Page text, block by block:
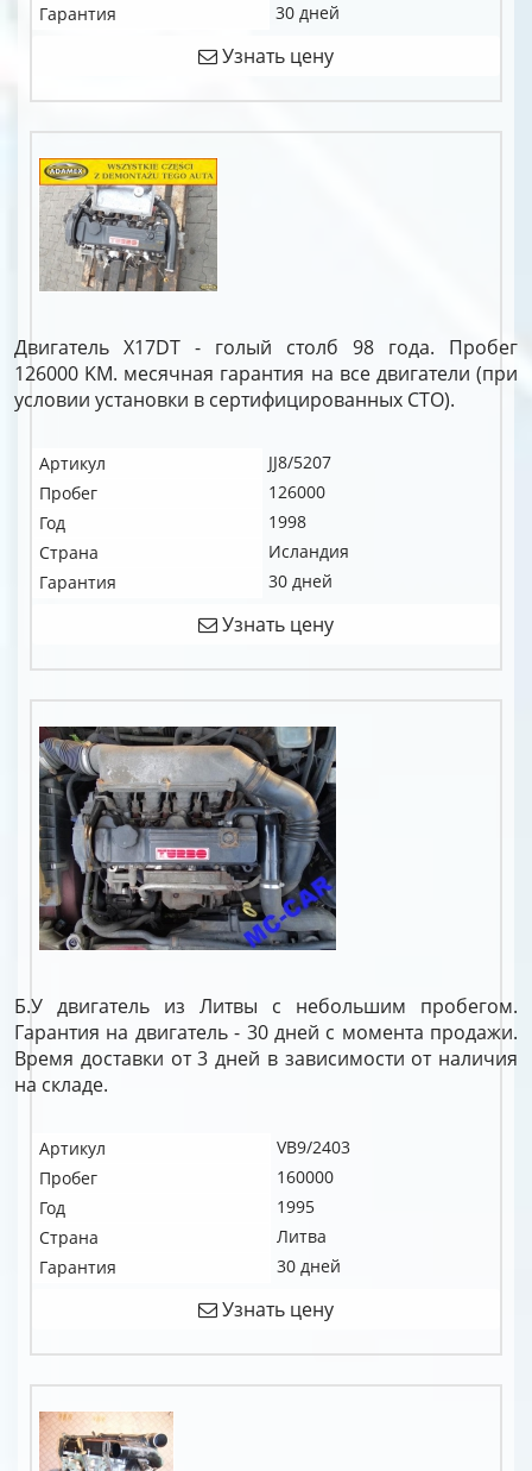
Гарантия
30 дней
Узнать цену
Двигатель X17DT - голый столб 98 года. Пробег
126000 KM. месячная гарантия на все двигатели (при
условии установки в сертифицированных СТО).
Артикул
JJ8/5207
Пробег
126000
Год
1998
Страна
Исландия
Гарантия
30 дней
Узнать цену
Б.У двигатель из Литвы с небольшим пробегом.
Гарантия на двигатель - 30 дней с момента продажи.
Время доставки от 3 дней в зависимости от наличия
на складе.
Артикул
VB9/2403
Пробег
160000
Год
1995
Страна
Литва
Гарантия
30 дней
Узнать цену